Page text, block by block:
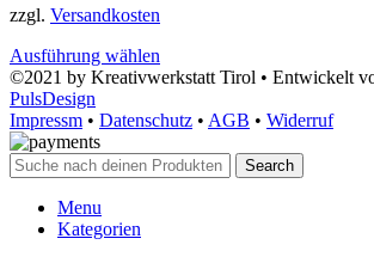
zzgl. Versandkosten
Ausführung wählen
©2021 by Kreativwerkstatt Tirol • Entwickelt
PulsDesign
Impressm • Datenschutz • AGB • Widerruf
Search
Menu
Kategorien